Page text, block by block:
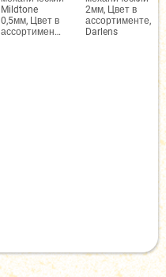
Mildtone
0,5мм, Цвет в
ассортименте,
2мм, Цвет в
ассортименте,
Darlens